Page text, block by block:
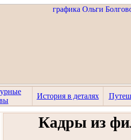
История в деталях
Кадры из